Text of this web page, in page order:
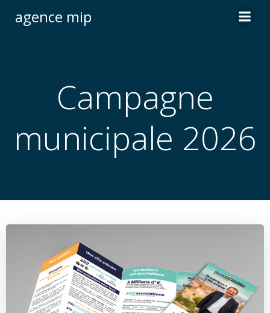
agence mip
Campagne
municipale 2026